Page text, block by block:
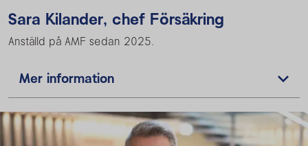
Sara Kilander, chef Försäkring
Anställd på AMF sedan 2025.
Mer information